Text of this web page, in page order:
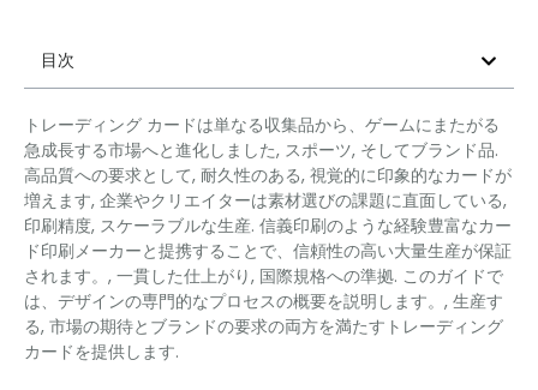
目次
トレーディング カードは単なる収集品から、ゲームにまたがる
急成長する市場へと進化しました, スポーツ, そしてブランド品.
高品質への要求として, 耐久性のある, 視覚的に印象的なカードが
増えます, 企業やクリエイターは素材選びの課題に直面している,
印刷精度, スケーラブルな生産. 信義印刷のような経験豊富なカー
ド印刷メーカーと提携することで、信頼性の高い大量生産が保証
されます。, 一貫した仕上がり, 国際規格への準拠. このガイドで
は、デザインの専門的なプロセスの概要を説明します。, 生産す
る, 市場の期待とブランドの要求の両方を満たすトレーディング
カードを提供します.